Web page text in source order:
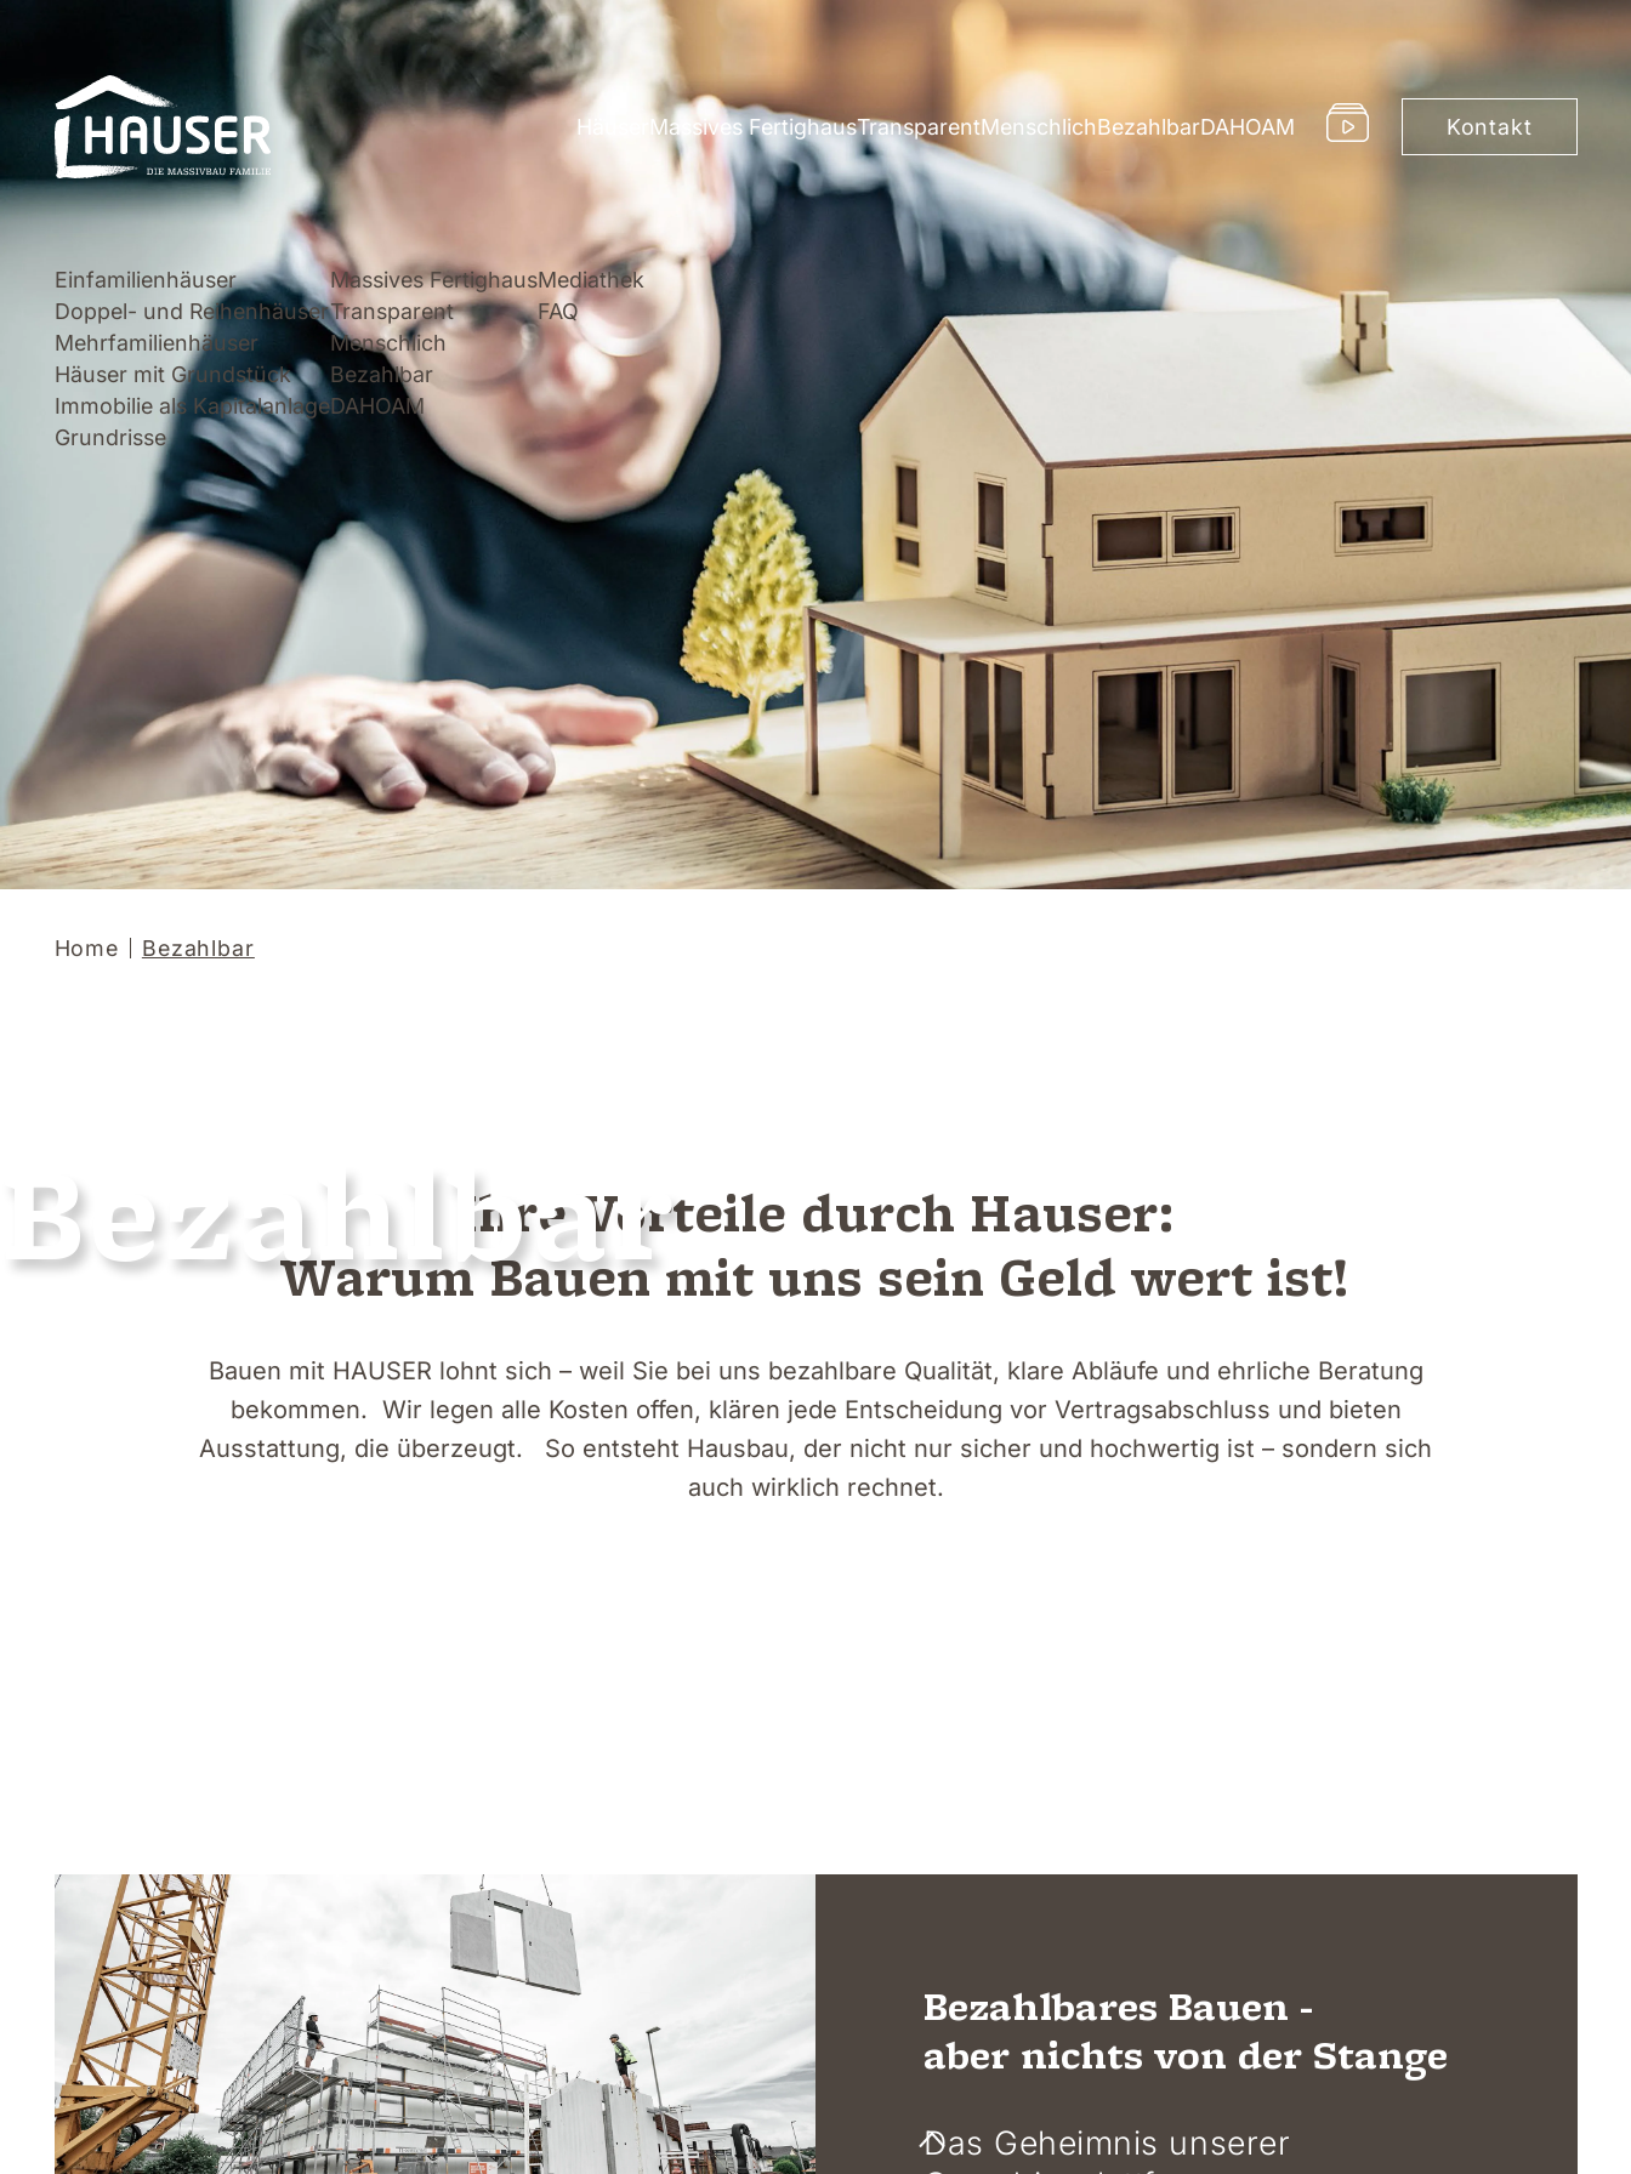
Häuser Massives FertighausTransparentMenschlichBezahlbarDAHOAM Kontakt
Einfamilienhäuser
Doppel- und Reihenhäuser
Häuser mit Grundstück
Mehrfamilienhäuser
Einfamilienhäuser
Doppel- und Reihenhäuser
Mehrfamilienhäuser
Häuser mit Grundstück
Immobilie als Kapitalanlage
Grundrisse
Massives Fertighaus
Transparent
Menschlich
Bezahlbar
DAHOAM
Mediathek
FAQ
Bezahlbar
Home Bezahlbar
Ihre Vorteile durch Hauser:
Warum Bauen mit uns sein Geld wert ist!
Bauen mit HAUSER lohnt sich – weil Sie bei uns bezahlbare Qualität, klare Abläufe und ehrliche Beratung
bekommen. Wir legen alle Kosten offen, klären jede Entscheidung vor Vertragsabschluss und bieten
Ausstattung, die überzeugt. So entsteht Hausbau, der nicht nur sicher und hochwertig ist – sondern sich
auch wirklich rechnet.
Bezahlbares Bauen -
aber nichts von der Stange
Das Geheimnis unserer